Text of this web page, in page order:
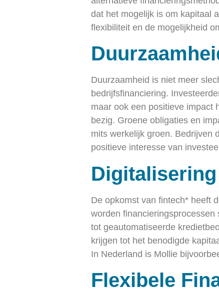
dat het mogelijk is om kapitaal
flexibiliteit en de mogelijkheid
Duurzaamheid is niet meer
bedrijfsfinanciering.
maar ook een positieve impact
bezig. Groene obligaties en
mits werkelijk groen. Bedrijven
positieve interesse van
De opkomst van fintech* heeft
worden
tot geautomatiseerde
krijgen tot het benodigde
In Nederland is Mollie
Flexibele